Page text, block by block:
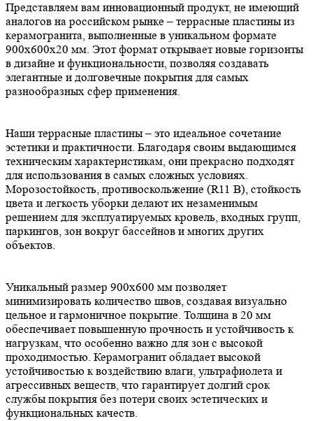
Представляем вам инновационный продукт, не имеющий
аналогов на российском рынке – террасные пластины из
керамогранита, выполненные в уникальном формате
900х600х20 мм. Этот формат открывает новые горизонты
в дизайне и функциональности, позволяя создавать
элегантные и долговечные покрытия для самых
разнообразных сфер применения.
Наши террасные пластины – это идеальное сочетание
эстетики и практичности. Благодаря своим выдающимся
техническим характеристикам, они прекрасно подходят
для использования в самых сложных условиях.
Морозостойкость, противоскольжение (R11 B), стойкость
цвета и легкость уборки делают их незаменимым
решением для эксплуатируемых кровель, входных групп,
паркингов, зон вокруг бассейнов и многих других
объектов.
Уникальный размер 900х600 мм позволяет
минимизировать количество швов, создавая визуально
цельное и гармоничное покрытие. Толщина в 20 мм
обеспечивает повышенную прочность и устойчивость к
нагрузкам, что особенно важно для зон с высокой
проходимостью. Керамогранит обладает высокой
устойчивостью к воздействию влаги, ультрафиолета и
агрессивных веществ, что гарантирует долгий срок
службы покрытия без потери своих эстетических и
функциональных качеств.